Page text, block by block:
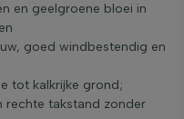
en geelgroene bloei in
goed windbestendig en
tot kalkrijke grond;
rechte takstand zonder